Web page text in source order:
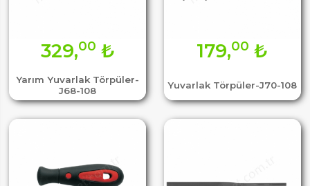
Yarım Yuvarlak Törpüler-
J68-108
329,00 ₺
Yuvarlak Törpüler-J70-108
179,00 ₺